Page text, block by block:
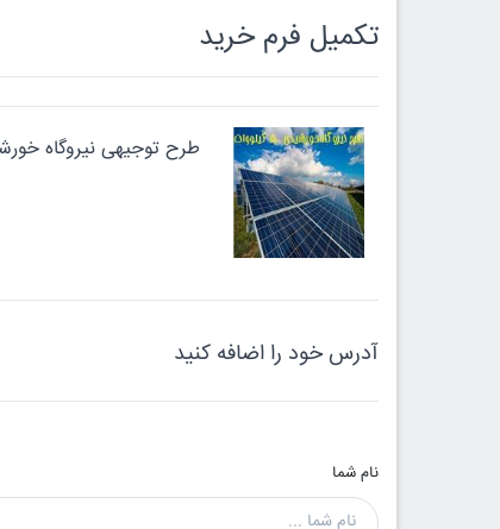
تکميل فرم خريد
آدرس خود را اضافه کنید
نام شما